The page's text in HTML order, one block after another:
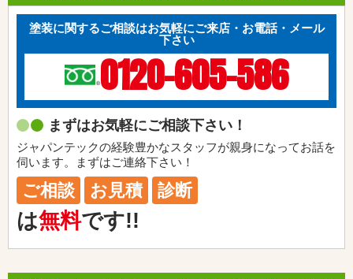
塗装に関するご相談はお気軽にご来店・お電話・メール
下さい
0120-605-586
まずはお気軽にご相談下さい！
ジャパンテックの経験豊かなスタッフが親身になってお話を
伺います。まずはご連絡下さい！
ご相談 お見積 診断
は無料です!!